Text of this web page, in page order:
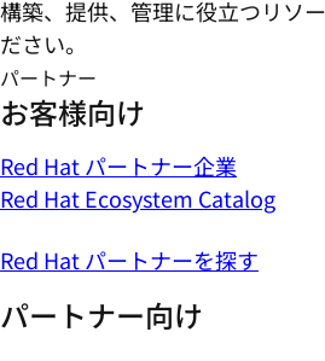
構築、提供、管理に役立つリソ
ださい。
パートナー
お客様向け
Red Hat パートナー企業
Red Hat Ecosystem Catalog
Red Hat パートナーを探す
パートナー向け